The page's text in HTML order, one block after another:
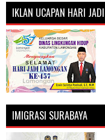
IKLAN UCAPAN HARI
IMIGRASI SURABAYA